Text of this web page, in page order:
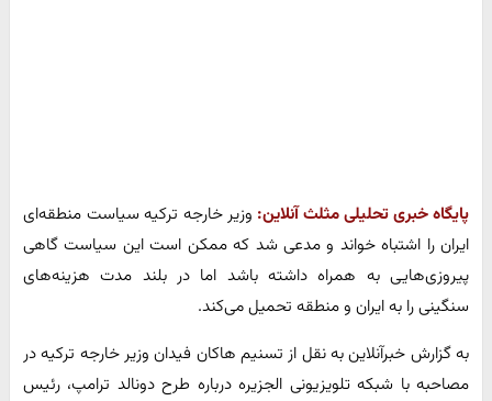
پایگاه خبری تحلیلی مثلث آنلاین: وزیر خارجه ترکیه سیاست منطقه‌ای
ایران را اشتباه خواند و مدعی شد که ممکن است این سیاست گاهی
پیروزی‌هایی به همراه داشته باشد اما در بلند مدت هزینه‌های
سنگینی را به ایران و منطقه تحمیل می‌کند.
به گزارش خبرآنلاین به نقل از تسنیم هاکان فیدان وزیر خارجه ترکیه در
مصاحبه با شبکه تلویزیونی الجزیره درباره طرح دونالد ترامپ، رئیس